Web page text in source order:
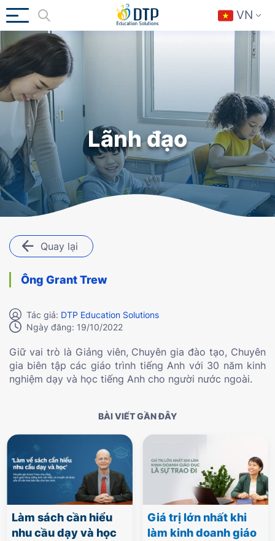
VN
Lãnh đạo
Quay lại
Ông Grant Trew
Tác giả: DTP Education Solutions
Ngày đăng: 19/10/2022
Giữ vai trò là Giảng viên, Chuyên gia đào tạo, Chuyên
gia biên tập các giáo trình tiếng Anh với 30 năm kinh
nghiệm dạy và học tiếng Anh cho người nước ngoài.
BÀI VIẾT GẦN ĐÂY
Làm sách cần hiểu
nhu cầu dạy và học
Giá trị lớn nhất khi
làm kinh doanh giáo